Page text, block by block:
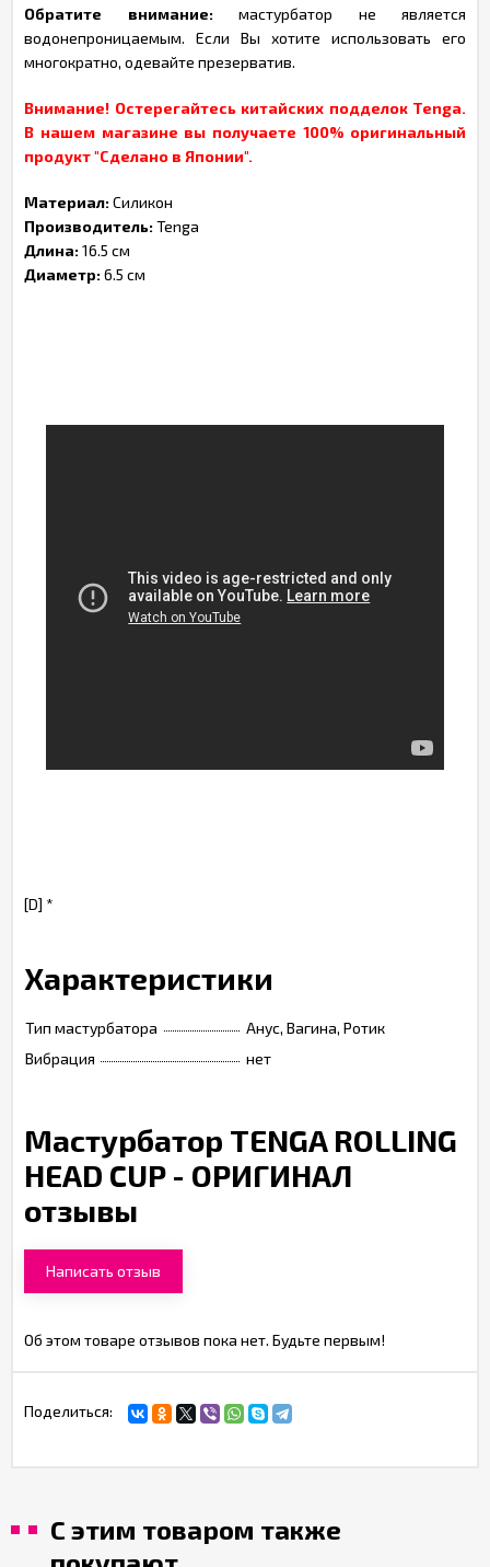
Обратите внимание:мастурбатор не является
водонепроницаемым. Если Вы хотите использовать его
многократно, одевайте презерватив.
Внимание! Остерегайтесь китайских подделок Tenga.
В нашем магазине вы получаете 100% оригинальный
продукт "Сделано в Японии".
Материал:Силикон
Производитель:Tenga
Длина:16.5 см
Диаметр:6.5 см
[D] *
Характеристики
Тип мастурбатора
Анус, Вагина, Ротик
Вибрация
нет
Мастурбатор TENGA ROLLING
HEAD CUP - ОРИГИНАЛ
отзывы
Написать отзыв
Об этом товаре отзывов пока нет. Будьте первым!
Поделиться:
С этим товаром также